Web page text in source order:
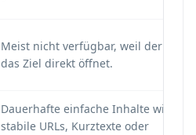
Meist nicht verfügbar, weil der Code
das Ziel direkt öffnet.
Dauerhafte einfache Inhalte wie
stabile URLs, Kurztexte oder